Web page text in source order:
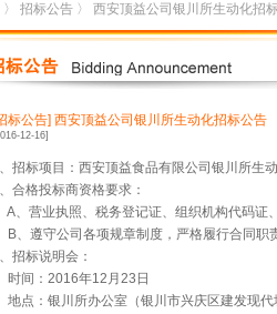
〉 招标公告 〉 西安顶益公司银川所生动化招
标公告] 西安顶益公司银川所生动化招标公告
12-16]
、招标项目：西安顶益食品有限公司银川所生
、合格投标商资格要求：
A、营业执照、税务登记证、组织机构代码
B、遵守公司各项规章制度，严格履行合同职
、招标说明会：
时间： 2016年12 月 23 日
地点：银川所办公室（银川市兴庆区建发现代